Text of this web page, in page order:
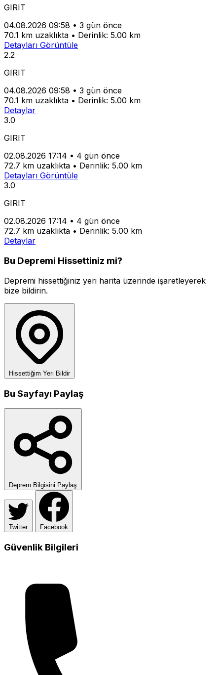
GIRIT
04.08.2026 09:58 • 3 gün önce
70.1 km uzaklıkta • Derinlik: 5.00 km
Detayları Görüntüle
2.2
GIRIT
04.08.2026 09:58 • 3 gün önce
70.1 km uzaklıkta • Derinlik: 5.00 km
Detaylar
3.0
GIRIT
02.08.2026 17:14 • 4 gün önce
72.7 km uzaklıkta • Derinlik: 5.00 km
Detayları Görüntüle
3.0
GIRIT
02.08.2026 17:14 • 4 gün önce
72.7 km uzaklıkta • Derinlik: 5.00 km
Detaylar
Bu Depremi Hissettiniz mi?
Depremi hissettiğiniz yeri harita üzerinde işaretleyerek
bize bildirin.
Hissettiğim Yeri Bildir
Bu Sayfayı Paylaş
Deprem Bilgisini Paylaş
Twitter Facebook
Güvenlik Bilgileri